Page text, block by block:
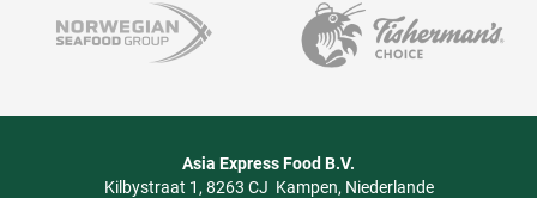
Asia Express Food B.V.
Kilbystraat 1 8263 CJ Kampen Niederlande